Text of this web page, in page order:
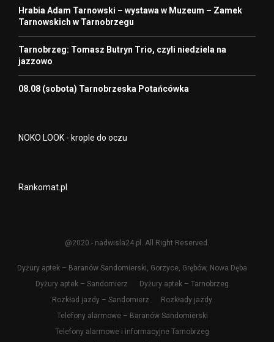
Hrabia Adam Tarnowski – wystawa w Muzeum – Zamek
Tarnowskich w Tarnobrzegu
Tarnobrzeg: Tomasz Butryn Trio, czyli niedziela na
jazzowo
08.08 (sobota) Tarnobrzeska Potańcówka
NOKO LOOK - krople do oczu
Rankomat.pl
@2020 - nadwisla24.pl. All Right Reserved.
Dyżury aptek – Baranów Sandomierski, Gorzyce, Grębów, Nowa Dęba
Dyżury aptek – Sandomierz
Dyżury aptek – Tarnobrzeg
Rozkład jazdy – Sandomierz
Rozkłady jazdy
Telefony alarmowe – Baranów Sandomierski
Telefony alarmowe i informacyjne Tarnobrzeg